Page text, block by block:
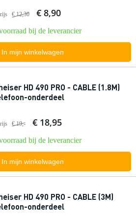
€ 12,30 € 8,90
bij de leverancier
In mijn winkelwagen
HD 490 PRO - CABLE (1.8M)
onderdeel
€ 19,- € 18,95
bij de leverancier
In mijn winkelwagen
HD 490 PRO - CABLE (3M)
onderdeel